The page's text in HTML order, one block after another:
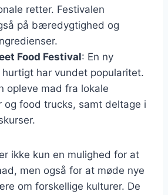
retter. Festivalen
på bæredygtighed og
Food Festival: En ny
har vundet popularitet.
opleve mad fra lokale
og food trucks, samt deltage i
ikke kun en mulighed for at
men også for at møde nye
om forskellige kulturer. De